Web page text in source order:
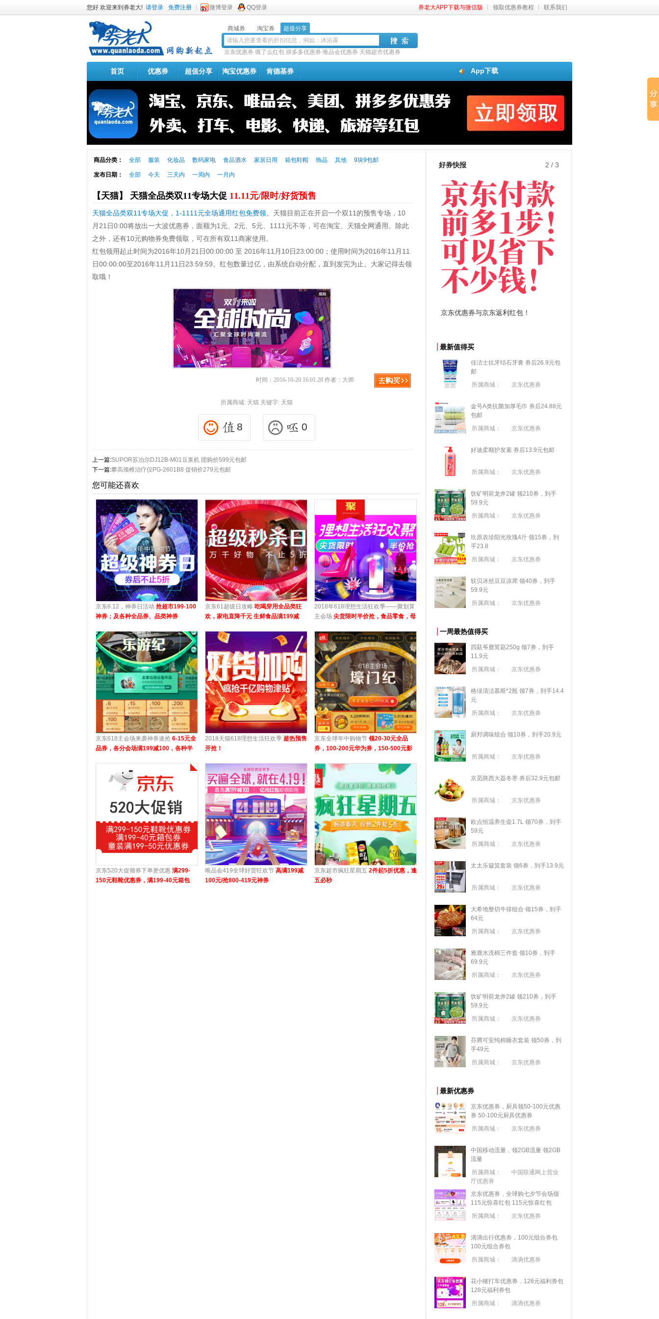
您好 欢迎来到券老大! 请登录 免费注册 微博登录 QQ登录 券老大APP下载与微信版 领取优惠券教程 联系我们
商城券 淘宝券 超值分享
京东优惠券 饿了么红包 拼多多优惠券 唯品会优惠券 天猫超市优惠券
App下载
首页 优惠券 超值分享 淘宝优惠券 肯德基券
商品分类： 全部 服装 化妆品 数码家电 食品酒水 家居日用 箱包鞋帽 饰品 其他 9块9包邮
发布日期： 全部 今天 三天内 一周内 一月内
【天猫】 天猫全品类双11专场大促 11.11元/限时/好货预售
天猫全品类双11专场大促，1-1111元全场通用红包免费领。天猫目前正在开启一个双11的预售专场，10
月21日0:00将放出一大波优惠券，面额为1元、2元、5元、1111元不等，可在淘宝、天猫全网通用。除此
之外，还有10元购物券免费领取，可在所有双11商家使用。
红包领用起止时间为2016年10月21日00:00:00 至 2016年11月10日23:00:00；使用时间为2016年11月11
日00:00:00至2016年11月11日23:59:59。红包数量过亿，由系统自动分配，直到发完为止。大家记得去领
取哦！
时间：2016-10-20 16:01:28 作者：大师
所属商城: 天猫关键字: 天猫
8 0
上一篇:SUPOR苏泊尔DJ12B-M01豆浆机 团购价599元包邮
下一篇:攀高颈椎治疗仪PG-2601B8 促销价279元包邮
您可能还喜欢
京东6.12，神券日活动 抢超市199-100
神券；及各种全品券、品类神券
京东61超级日攻略 吃喝穿用全品类狂
欢，家电直降千元 生鲜食品满199减
2018年618理想生活狂欢季——聚划算
主会场 尖货限时半价抢，食品零食，母
京东618主会场来袭神券速抢 6-15元全
品券，各分会场满199减100，各种半
2018天猫618理想生活狂欢季 趁热预售
开抢！
京东全球年中购物节 领20-30元全品
券，100-200元华为券，150-500元影
京东520大促领券下单更优惠 满299-
150元鞋靴优惠券，满199-40元箱包
唯品会419全球好货狂欢节 高满199减
100元/抢800-419元神券
京东超市疯狂星期五 2件起5折优惠，逢
五必秒
好券快报 3 / 3
拼多多优惠券+拼多多返利 淘宝优惠券+淘宝返利 京东优惠券与京东返利红包！
最新值得买
佳洁士抗牙结石牙膏 券后26.9元包
邮
所属商城：
京东优惠券
金号A类抗菌加厚毛巾 券后24.88元
包邮
所属商城：
京东优惠券
好迪柔顺护发素 券后13.9元包邮
所属商城： 京东优惠券
饮矿明前龙井2罐 领210券，到手
59.9元
所属商城：
京东优惠券
玖原农珍阳光玫瑰4斤 领15券，到
手23.8
所属商城：
京东优惠券
软贝冰丝豆豆凉席 领40券，到手
59.9元
所属商城：
京东优惠券
一周最热值得买
四菇爷鹿茸菇250g 领7券，到手
11.9元
所属商城：
京东优惠券
格绿清洁慕斯*2瓶 领7券，到手14.4
元
所属商城：
京东优惠券
厨邦调味组合 领10券，到手20.9元
所属商城： 京东优惠券
京觅陕西大荔冬枣 券后32.9元包邮
所属商城： 京东优惠券
欧点恒温养生壶1.7L 领70券，到手
59元
所属商城：
京东优惠券
太太乐簸箕套装 领6券，到手13.9元
所属商城： 京东优惠券
大希地整切牛排组合 领15券，到手
64元
所属商城：
京东优惠券
雅鹿水洗棉三件套 领10券，到手
69.9元
所属商城：
京东优惠券
饮矿明前龙井2罐 领210券，到手
59.9元
所属商城：
京东优惠券
芬腾可安纯棉睡衣套装 领50券，到
手49元
所属商城：
京东优惠券
最新优惠券
京东优惠券，厨具领50-100元优惠
券 50-100元厨具优惠券
所属商城：
京东优惠券
中国移动流量，领2GB流量 领2GB
流量
所属商城：
中国联通网上营业
厅优惠券
京东优惠券，全球购七夕节会场领
115元惊喜红包 115元惊喜红包
所属商城：
京东优惠券
滴滴出行优惠券，100元组合券包
100元组合券包
所属商城：
滴滴优惠券
花小猪打车优惠券，128元福利券包
128元福利券包
所属商城：
滴滴优惠券